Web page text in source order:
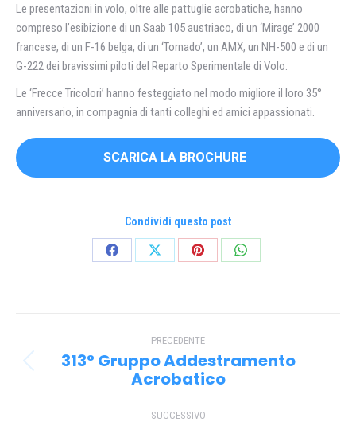
Le presentazioni in volo, oltre alle pattuglie acrobatiche, hanno
compreso l’esibizione di un Saab 105 austriaco, di un ‘Mirage’ 2000
francese, di un F-16 belga, di un ‘Tornado’, un AMX, un NH-500 e di un
G-222 dei bravissimi piloti del Reparto Sperimentale di Volo.
Le ‘Frecce Tricolori’ hanno festeggiato nel modo migliore il loro 35°
anniversario, in compagnia di tanti colleghi ed amici appassionati.
SCARICA LA BROCHURE
Condividi questo post
CondividiCondividiCondividiCondividi
tra PRECEDENTE
Post
precedente:
313° Gruppo Addestramento
Acrobatico
SUCCESSIVO